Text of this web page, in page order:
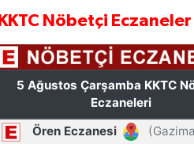
KKTC Nöbetçi Eczaneler